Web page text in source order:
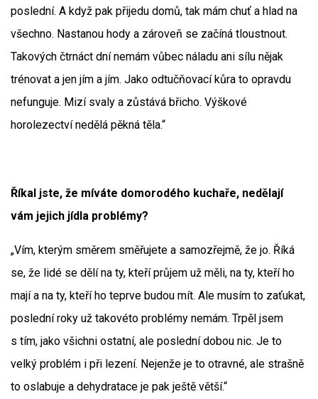
poslední. A když pak přijedu domů, tak mám chuť a hlad na
všechno. Nastanou hody a zároveň se začíná tloustnout.
Takových čtrnáct dní nemám vůbec náladu ani sílu nějak
trénovat a jen jím a jím. Jako odtučňovací kůra to opravdu
nefunguje. Mizí svaly a zůstává břicho. Výškové
horolezectví nedělá pěkná těla.“
Říkal jste, že míváte domorodého kuchaře, nedělají
vám jejich jídla problémy?
„Vím, kterým směrem směřujete a samozřejmě, že jo. Říká
se, že lidé se dělí na ty, kteří průjem už měli, na ty, kteří ho
mají a na ty, kteří ho teprve budou mít. Ale musím to zaťukat,
poslední roky už takovéto problémy nemám. Trpěl jsem
s tím, jako všichni ostatní, ale poslední dobou nic. Je to
velký problém i při lezení. Nejenže je to otravné, ale strašně
to oslabuje a dehydratace je pak ještě větší.“